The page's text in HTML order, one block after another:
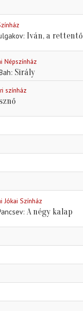
Iván, a rettentő
Népszínház
Sirály
színház
Jókai Színház
A négy kalap